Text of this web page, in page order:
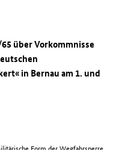
über Vorkommnisse
in Bernau am 1. und